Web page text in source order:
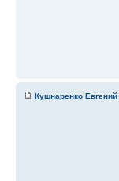
Кушнаренко Евгений